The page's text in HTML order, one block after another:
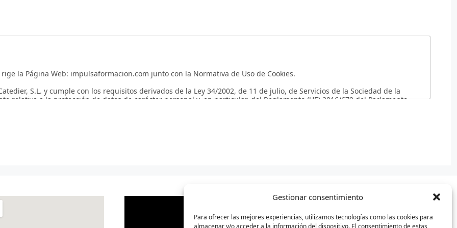
Gestionar consentimiento
Para ofrecer las mejores experiencias, utilizamos tecnologías como las cookies para
almacenar y/o acceder a la información del dispositivo. El consentimiento de estas
La Política de Privacidad forma parte del Aviso Legal que rige la Página Web: impulsaformacion.com junto con la Normativa de Uso de Cookies.
S.L. y cumple con los requisitos derivados de la Ley 34/2002, de 11 de julio, de Servicios de la Sociedad de la
relativa a la protección de datos de carácter personal y, en particular, del Reglamento (UE) 2016/679 del Parlamento
la presente Política de Privacidad en todo momento. Por lo tanto, le recomendamos que revise la misma cada
y tratados por el Responsable del Fichero, cuyos datos se indican a continuación: